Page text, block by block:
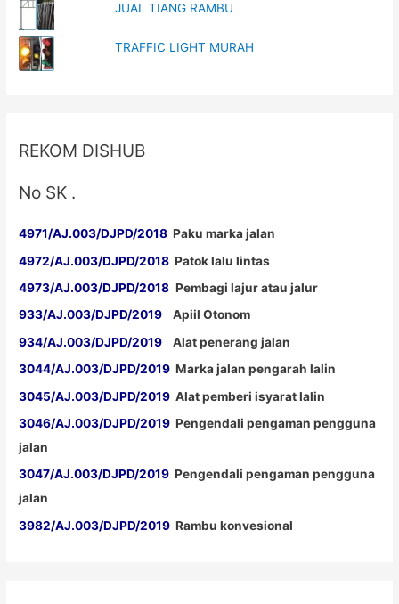
JUAL TIANG RAMBU
TRAFFIC LIGHT MURAH
REKOM DISHUB
No SK .
4971/AJ.003/DJPD/2018 Paku marka jalan
4972/AJ.003/DJPD/2018 Patok lalu lintas
4973/AJ.003/DJPD/2018 Pembagi lajur atau jalur
933/AJ.003/DJPD/2019 Apiil Otonom
934/AJ.003/DJPD/2019 Alat penerang jalan
3044/AJ.003/DJPD/2019 Marka jalan pengarah lalin
3045/AJ.003/DJPD/2019 Alat pemberi isyarat lalin
3046/AJ.003/DJPD/2019 Pengendali pengaman pengguna
jalan
3047/AJ.003/DJPD/2019 Pengendali pengaman pengguna
jalan
3982/AJ.003/DJPD/2019 Rambu konvesional